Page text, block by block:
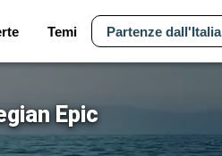
Temi Partenze dall'Italia
Epic